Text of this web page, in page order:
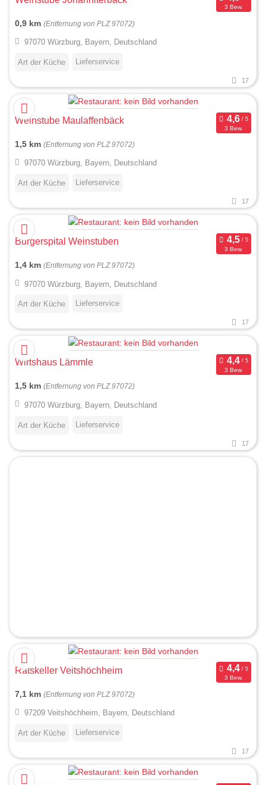
3 Bew.
0,9 km (Entfernung von PLZ 97072)
97070 Würzburg, Bayern, Deutschland
Art der Küche Lieferservice
17
Weinstube Maulaffenbäck
3 Bew.
1,5 km (Entfernung von PLZ 97072)
97070 Würzburg, Bayern, Deutschland
Art der Küche Lieferservice
17
Bürgerspital Weinstuben
3 Bew.
1,4 km (Entfernung von PLZ 97072)
97070 Würzburg, Bayern, Deutschland
Art der Küche Lieferservice
17
Wirtshaus Lämmle
3 Bew.
1,5 km (Entfernung von PLZ 97072)
97070 Würzburg, Bayern, Deutschland
Art der Küche Lieferservice
17
Ratskeller Veitshöchheim
3 Bew.
7,1 km (Entfernung von PLZ 97072)
97209 Veitshöchheim, Bayern, Deutschland
Art der Küche Lieferservice
17